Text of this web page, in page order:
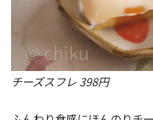
チーズスフレ 398円